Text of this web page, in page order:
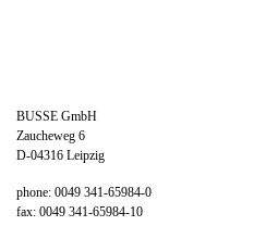
BUSSE GmbH
Zaucheweg 6
D-04316 Leipzig
phone: 0049 341-65984-0
fax: 0049 341-65984-10